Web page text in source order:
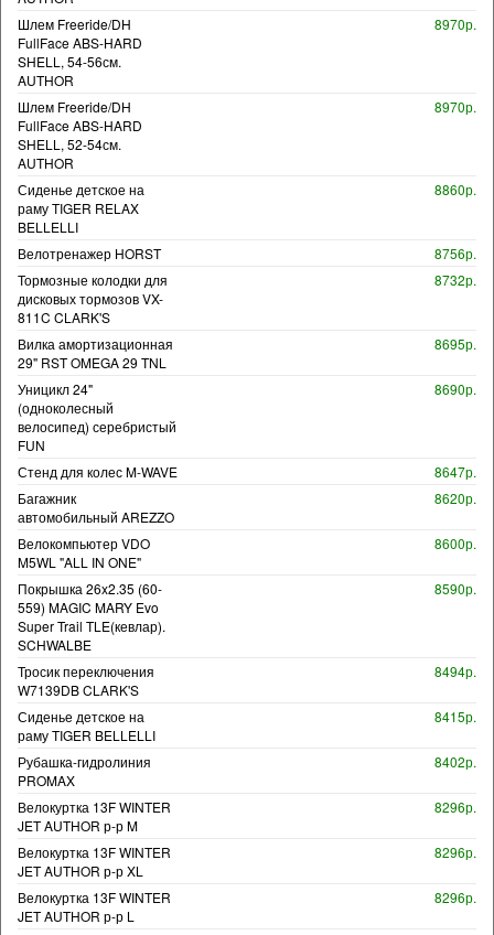
Шлем Freeride/DH
FullFace ABS-HARD
SHELL, 54-56см.
AUTHOR
8970р.
Шлем Freeride/DH
FullFace ABS-HARD
SHELL, 52-54см.
AUTHOR
8970р.
Сиденье детское на
раму TIGER RELAX
BELLELLI
8860р.
Велотренажер HORST
8756р.
Тормозные колодки для
дисковых тормозов VX-
811C CLARK'S
8732р.
Вилка амортизационная
29" RST OMEGA 29 TNL
8695р.
Уницикл 24"
(одноколесный
велосипед) серебристый
FUN
8690р.
Стенд для колес M-WAVE
8647р.
Багажник
автомобильный AREZZO
8620р.
Велокомпьютер VDO
M5WL "ALL IN ONE"
8600р.
Покрышка 26x2.35 (60-
559) MAGIC MARY Evo
Super Trail TLE(кевлар).
SCHWALBE
8590р.
Тросик переключения
W7139DB CLARK'S
8494р.
Сиденье детское на
раму TIGER BELLELLI
8415р.
Рубашка-гидролиния
PROMAX
8402р.
Велокуртка 13F WINTER
JET AUTHOR р-р M
8296р.
Велокуртка 13F WINTER
JET AUTHOR р-р XL
8296р.
Велокуртка 13F WINTER
JET AUTHOR р-р L
8296р.